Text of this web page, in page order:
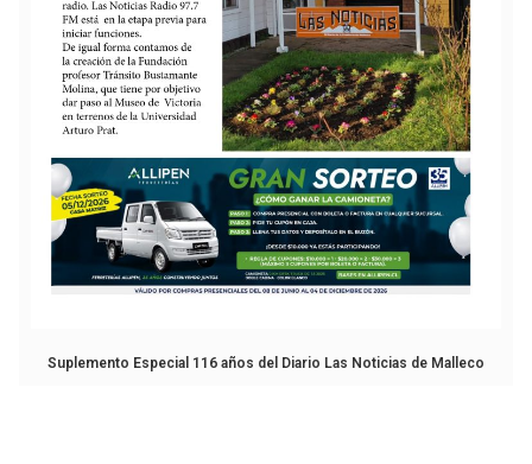
Suplemento Especial 116 años del Diario Las Noticias de Malleco